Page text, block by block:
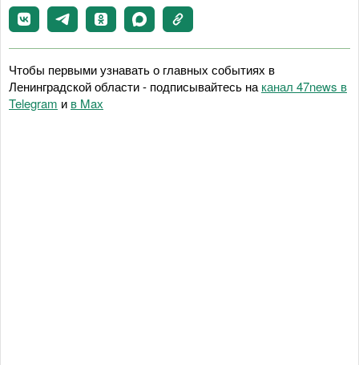
Чтобы первыми узнавать о главных событиях в
Ленинградской области - подписывайтесь на канал 47news в
Telegram и в Maх